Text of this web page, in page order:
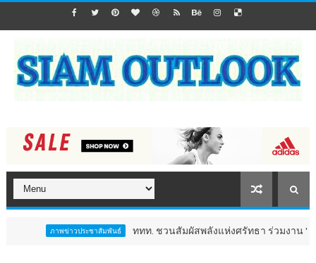
าวประชาสัมพันธ์ ททท. ชวนสัมผัสพลังแห่งศรัทธา ร่วมงาน "ห่มผ้าหลวงปู่ทว